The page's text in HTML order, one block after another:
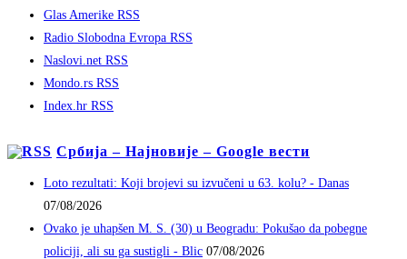
Glas Amerike RSS
Radio Slobodna Evropa RSS
Naslovi.net RSS
Mondo.rs RSS
Index.hr RSS
Србија – Најновије – Google вести
Loto rezultati: Koji brojevi su izvučeni u 63. kolu? - Danas
07/08/2026
Ovako je uhapšen M. S. (30) u Beogradu: Pokušao da pobegne
policiji, ali su ga sustigli - Blic 07/08/2026